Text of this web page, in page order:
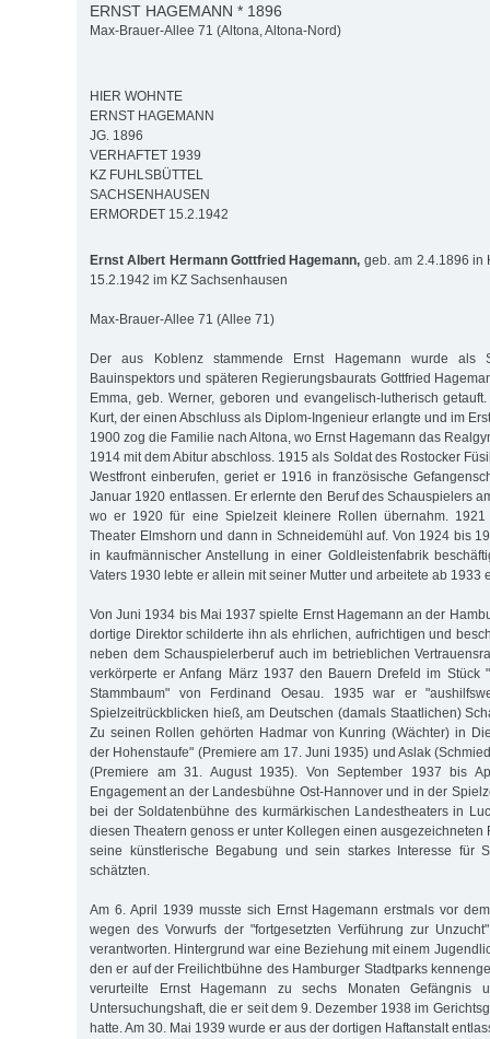
ERNST HAGEMANN * 1896
Max-Brauer-Allee 71 (Altona, Altona-Nord)
HIER WOHNTE
ERNST HAGEMANN
JG. 1896
VERHAFTET 1939
KZ FUHLSBÜTTEL
SACHSENHAUSEN
ERMORDET 15.2.1942
Ernst Albert Hermann Gottfried Hagemann, geb. am 2.4.1896 in
15.2.1942 im KZ Sachsenhausen
Max-Brauer-Allee 71 (Allee 71)
Der aus Koblenz stammende Ernst Hagemann wurde als
Bauinspektors und späteren Regierungsbaurats Gottfried
Emma, geb. Werner, geboren und evangelisch-lutherisch
Kurt, der einen Abschluss als Diplom-Ingenieur erlangte und im
1900 zog die Familie nach Altona, wo Ernst Hagemann das
1914 mit dem Abitur abschloss. 1915 als Soldat des Rostocker
Westfront einberufen, geriet er 1916 in französische
Januar 1920 entlassen. Er erlernte den Beruf des Schauspielers
wo er 1920 für eine Spielzeit kleinere Rollen übernahm.
Theater Elmshorn und dann in Schneidemühl auf. Von 1924 bis
in kaufmännischer Anstellung in einer Goldleistenfabrik
Vaters 1930 lebte er allein mit seiner Mutter und arbeitete ab 1933
Von Juni 1934 bis Mai 1937 spielte Ernst Hagemann an der
dortige Direktor schilderte ihn als ehrlichen, aufrichtigen und
neben dem Schauspielerberuf auch im betrieblichen
verkörperte er Anfang März 1937 den Bauern Drefeld im Stück
Stammbaum" von Ferdinand Oesau. 1935 war er
Spielzeitrückblicken hieß, am Deutschen (damals Staatlichen)
Zu seinen Rollen gehörten Hadmar von Kunring (Wächter) in
der Hohenstaufe" (Premiere am 17. Juni 1935) und Aslak
(Premiere am 31. August 1935). Von September 1937 bis
Engagement an der Landesbühne Ost-Hannover und in der
bei der Soldatenbühne des kurmärkischen Landestheaters in
diesen Theatern genoss er unter Kollegen einen ausgezeichneten
seine künstlerische Begabung und sein starkes Interesse für
schätzten.
Am 6. April 1939 musste sich Ernst Hagemann erstmals vor
wegen des Vorwurfs der "fortgesetzten Verführung zur
verantworten. Hintergrund war eine Beziehung mit einem
den er auf der Freilichtbühne des Hamburger Stadtparks
verurteilte Ernst Hagemann zu sechs Monaten Gefängnis
Untersuchungshaft, die er seit dem 9. Dezember 1938 im
hatte. Am 30. Mai 1939 wurde er aus der dortigen Haftanstalt